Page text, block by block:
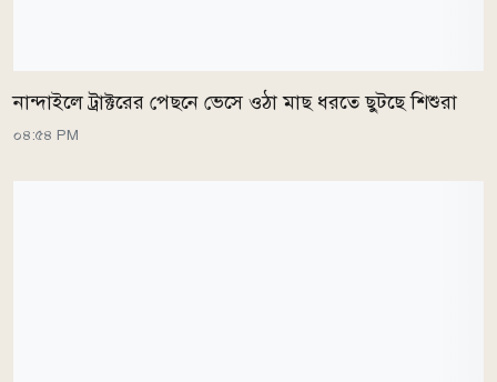
নান্দাইলে ট্রাক্টরের পেছনে ভেসে ওঠা মাছ ধরতে ছুটছে শিশুরা
০৪:৫৪ PM